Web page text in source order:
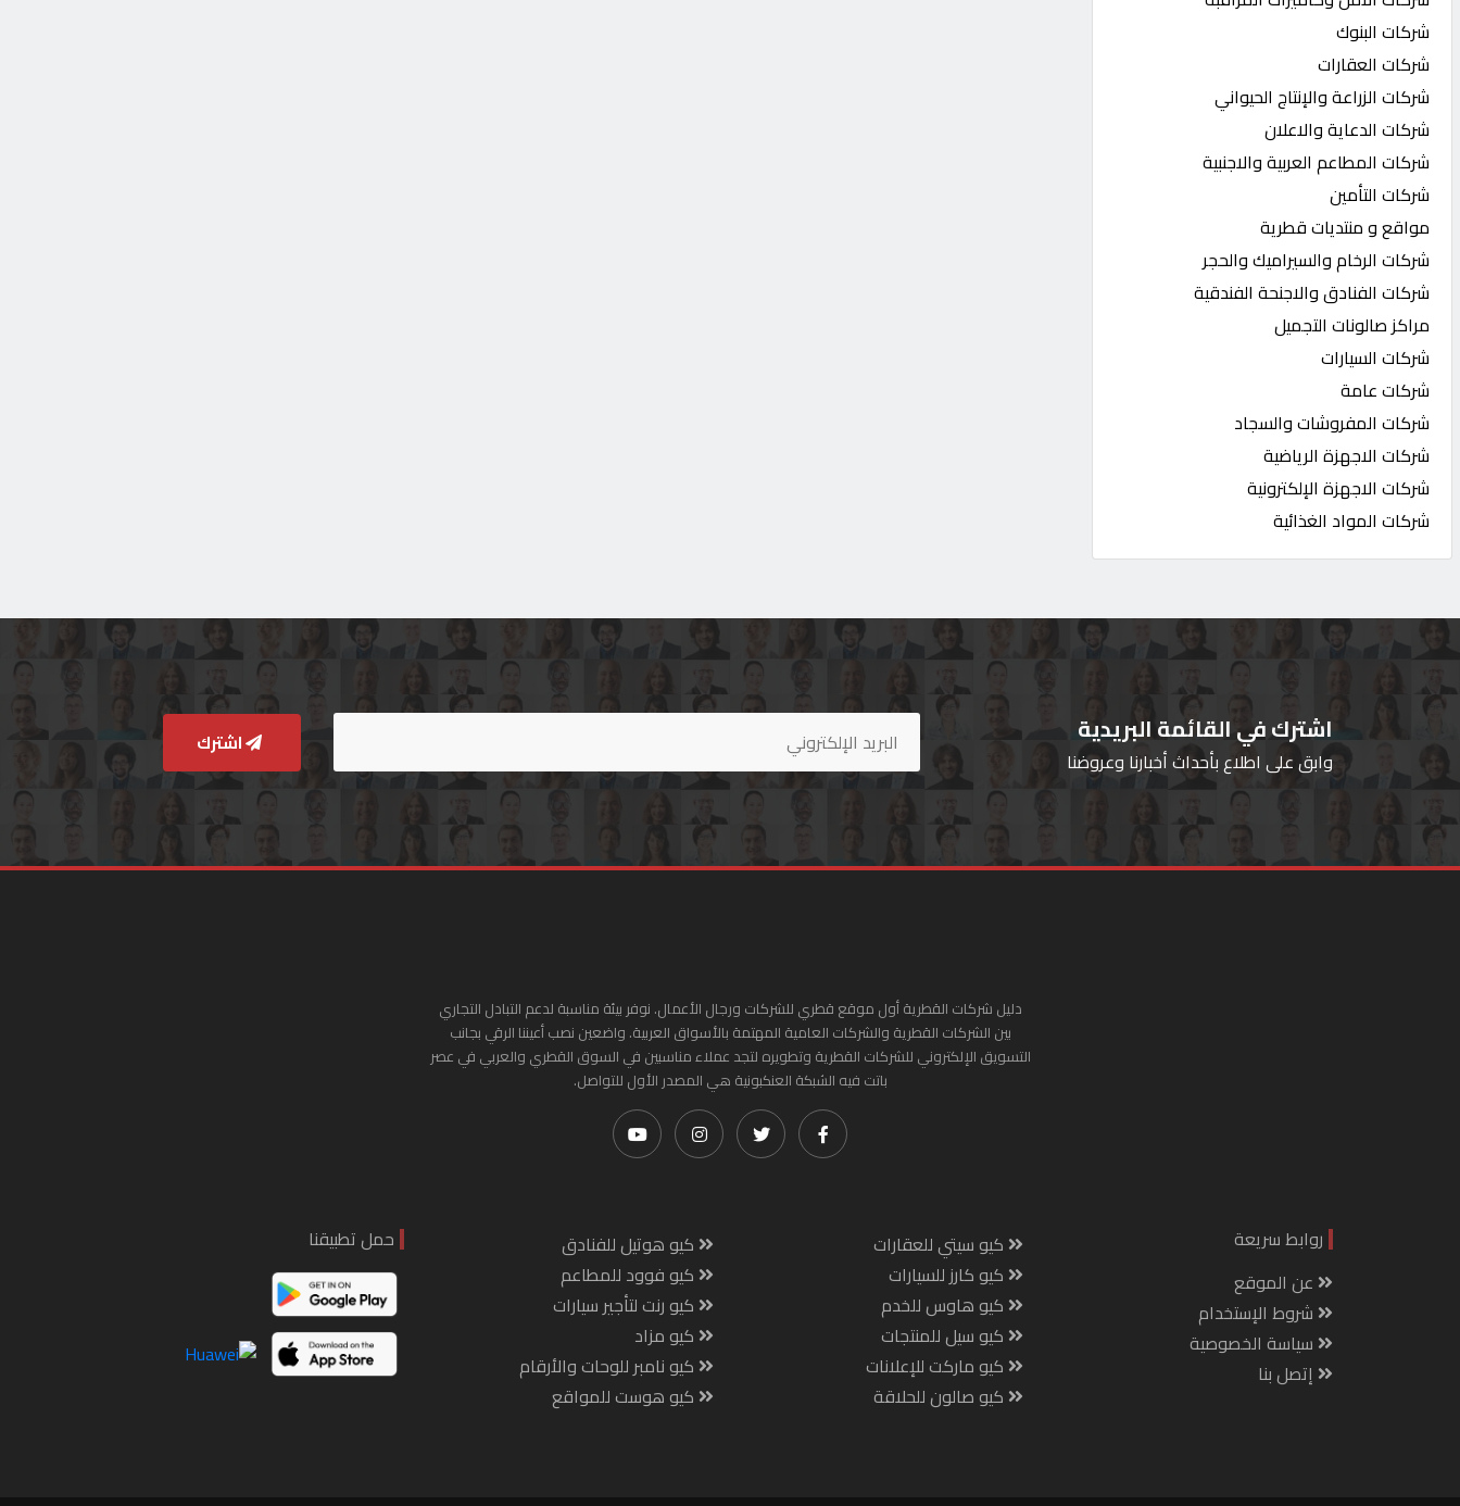
شركات البنوك
شركات العقارات
شركات الزراعة والإنتاج الحيواني
شركات الدعاية والاعلان
شركات المطاعم العربية والاجنبية
شركات التأمين
مواقع و منتديات قطرية
شركات الرخام والسيراميك والحجر
شركات الفنادق والاجنحة الفندقية
مراكز صالونات التجميل
شركات السيارات
شركات عامة
شركات المفروشات والسجاد
شركات الاجهزة الرياضية
شركات الاجهزة الإلكترونية
شركات المواد الغذائية
اشترك في القائمة البريدية
وابق على اطلاع بأحداث أخبارنا وعروضنا
اشترك
دليل شركات القطرية أول موقع قطري للشركات ورجال الأعمال. نوفر بيئة مناسبة لدعم التبادل التجاري
بين الشركات القطرية والشركات العامية المهتمة بالأسواق العربية. واضعين نصب أعيننا الرقي بجانب
التسويق الإلكتروني للشركات القطرية وتطويره لتجد عملاء مناسبين في السوق القطري والعربي في عصر
باتت فيه الشبكة العنكبونية هي المصدر الأول للتواصل.
روابط سريعة
عن الموقع
شروط الإستخدام
سياسة الخصوصية
إتصل بنا
كيو سيتي للعقارات
كيو كارز للسيارات
كيو هاوس للخدم
كيو سيل للمنتجات
كيو ماركت للإعلانات
كيو صالون للحلاقة
كيو هوتيل للفنادق
كيو فوود للمطاعم
كيو رنت لتأجير سيارات
كيو مزاد
كيو نامبر للوحات والأرقام
كيو هوست للمواقع
حمل تطبيقنا